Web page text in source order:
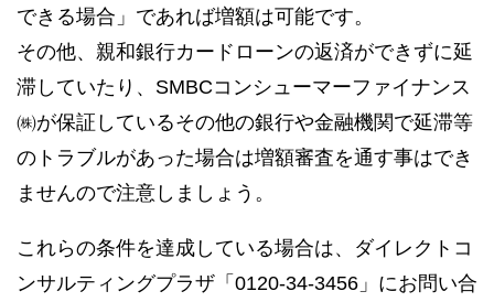
できる場合」であれば増額は可能です。
その他、親和銀行カードローンの返済ができずに延
滞していたり、SMBCコンシューマーファイナンス
㈱が保証しているその他の銀行や金融機関で延滞等
のトラブルがあった場合は増額審査を通す事はでき
ませんので注意しましょう。
これらの条件を達成している場合は、ダイレクトコ
ンサルティングプラザ「0120-34-3456」にお問い合